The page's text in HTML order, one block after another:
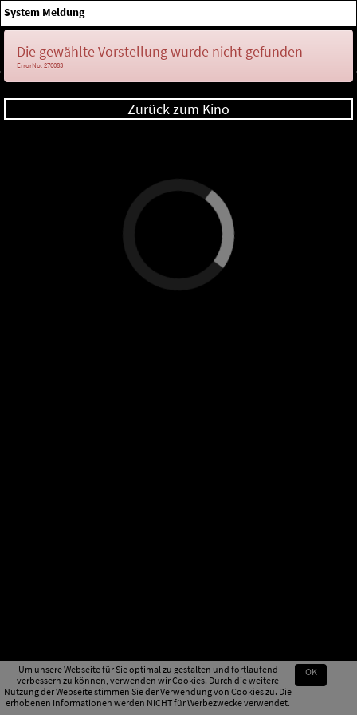
Um unsere Webseite für Sie optimal zu gestalten und fortlaufend
verbessern zu können, verwenden wir Cookies. Durch die weitere
Nutzung der Webseite stimmen Sie der Verwendung von Cookies zu. Die
erhobenen Informationen werden NICHT für Werbezwecke verwendet.
OK
System Meldung
Die gewählte Vorstellung wurde nicht gefunden
ErrorNo. 270083
Zurück zum Kino